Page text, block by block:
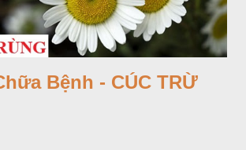
Bệnh - CÚC TRỪ